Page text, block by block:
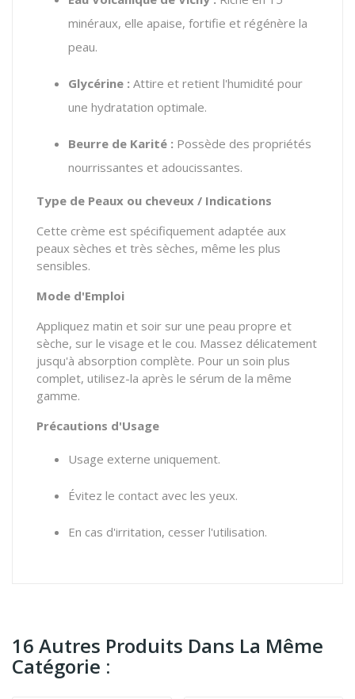
minéraux, elle apaise, fortifie et régénère la
peau.
Glycérine : Attire et retient l'humidité pour
une hydratation optimale.
Beurre de Karité : Possède des propriétés
nourrissantes et adoucissantes.
Type de Peaux ou cheveux / Indications
Cette crème est spécifiquement adaptée aux
peaux sèches et très sèches, même les plus
sensibles.
Mode d'Emploi
Appliquez matin et soir sur une peau propre et
sèche, sur le visage et le cou. Massez délicatement
jusqu'à absorption complète. Pour un soin plus
complet, utilisez-la après le sérum de la même
gamme.
Précautions d'Usage
Usage externe uniquement.
Évitez le contact avec les yeux.
En cas d'irritation, cesser l'utilisation.
16 Autres Produits Dans La Même
Catégorie :